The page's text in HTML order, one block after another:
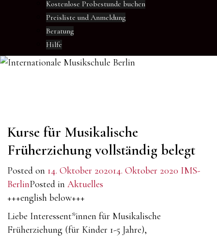
Kostenlose Probestunde buchen
Preisliste und Anmeldung
Beratung
Hilfe
Kurse für Musikalische
Früherziehung vollständig belegt
Posted on 14. Oktober 202014. Oktober 2020 IMS-
BerlinPosted in Aktuelles
+++english below+++
Liebe Interessent*innen für Musikalische
Früherziehung (für Kinder 1-5 Jahre),